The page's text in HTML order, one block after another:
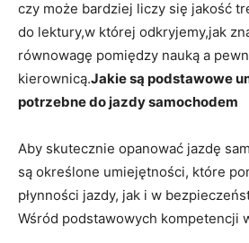
czy ‍może ‌bardziej liczy się jakość
‍do⁣ lektury,w której odkryjemy,jak
równowagę pomiędzy ​nauką a
kierownicą.Jakie są podstawowe
potrzebne do jazdy⁢ samochodem
Aby skutecznie opanować jazdę
są określone umiejętności, które
płynności⁤ jazdy, jak i w
Wśród podstawowych kompetencji